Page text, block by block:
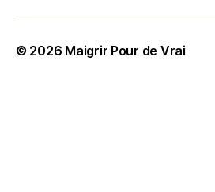
© 2026 Maigrir Pour de Vrai